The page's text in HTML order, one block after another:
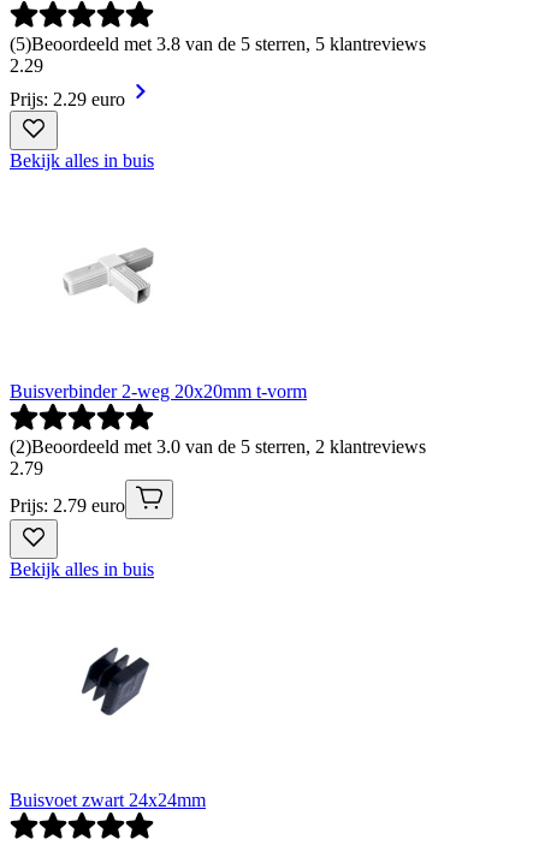
(5)Beoordeeld met 3.8 van de 5 sterren, 5 klantreviews
2.29
Prijs: 2.29 euro
Bekijk alles in buis
Buisverbinder 2-weg 20x20mm t-vorm
(2)Beoordeeld met 3.0 van de 5 sterren, 2 klantreviews
2.79
Prijs: 2.79 euro
Bekijk alles in buis
Buisvoet zwart 24x24mm